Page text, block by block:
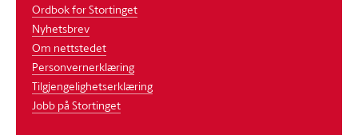
Ordbok for Stortinget
Nyhetsbrev
Om nettstedet
Personvernerklæring
Tilgjengelighetserklæring
Jobb på Stortinget